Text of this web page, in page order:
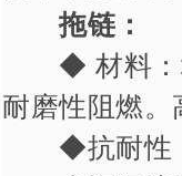
拖链：
◆ 材料：
耐磨性阻燃
◆抗耐性：